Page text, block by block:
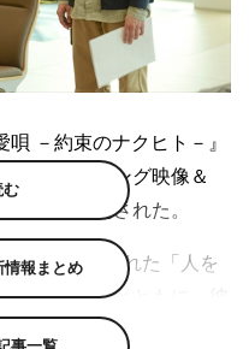
－約束のナクヒト－』
騎のメイキング映像＆
映像が公開された。
」に込められた「人を
メッセージとともに、彼
にしたオリジナルの青春
む
情報まとめ